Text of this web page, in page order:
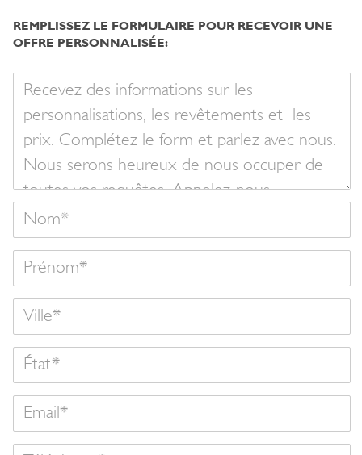
REMPLISSEZ LE FORMULAIRE POUR RECEVOIR UNE
OFFRE PERSONNALISÉE:
message
État